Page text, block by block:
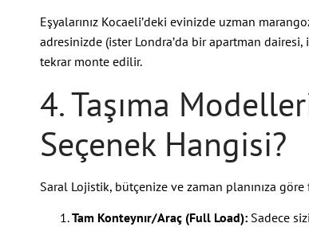
Eşyalarınız Kocaeli’deki evinizde uzman
adresinizde (ister Londra’da bir apartman
tekrar monte edilir.
4. Taşıma
Seçenek Hangisi?
Saral Lojistik, bütçenize ve zaman planınıza
Tam Konteynır/Araç (Full Load): Sadece